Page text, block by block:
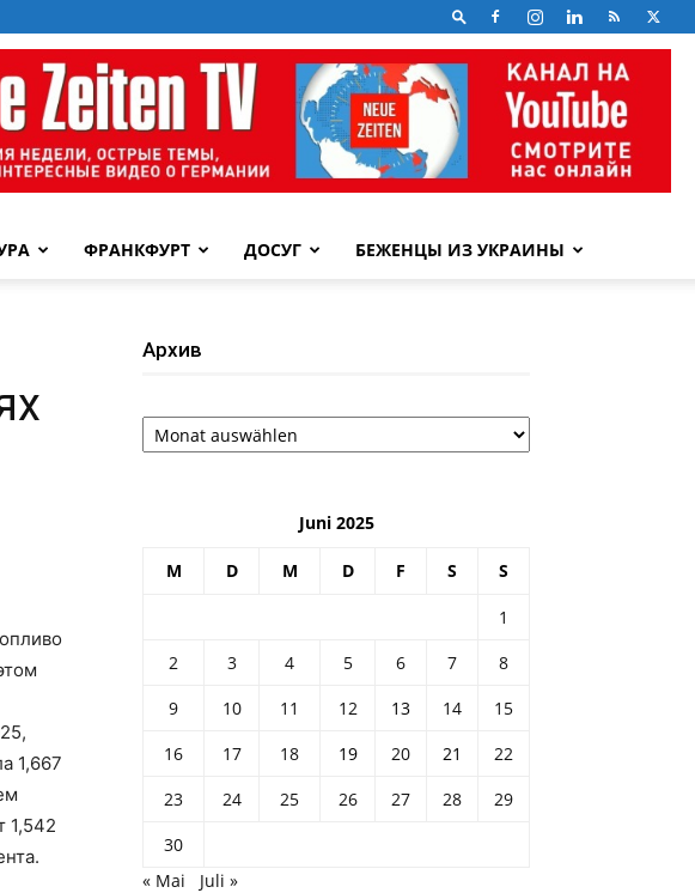
ФРАНКФУРТ ДОСУГ БЕЖЕНЦЫ ИЗ УКРАИНЫ
1,667
1,542
Архив
Архив
Juni 2025
M D M D F S S
1
2
3 4 5 6 7
8
9
10 11 12 13 14
15
16
17 18 19 20 21
22
23
24 25 26 27 28
29
30
« Mai
Juli »